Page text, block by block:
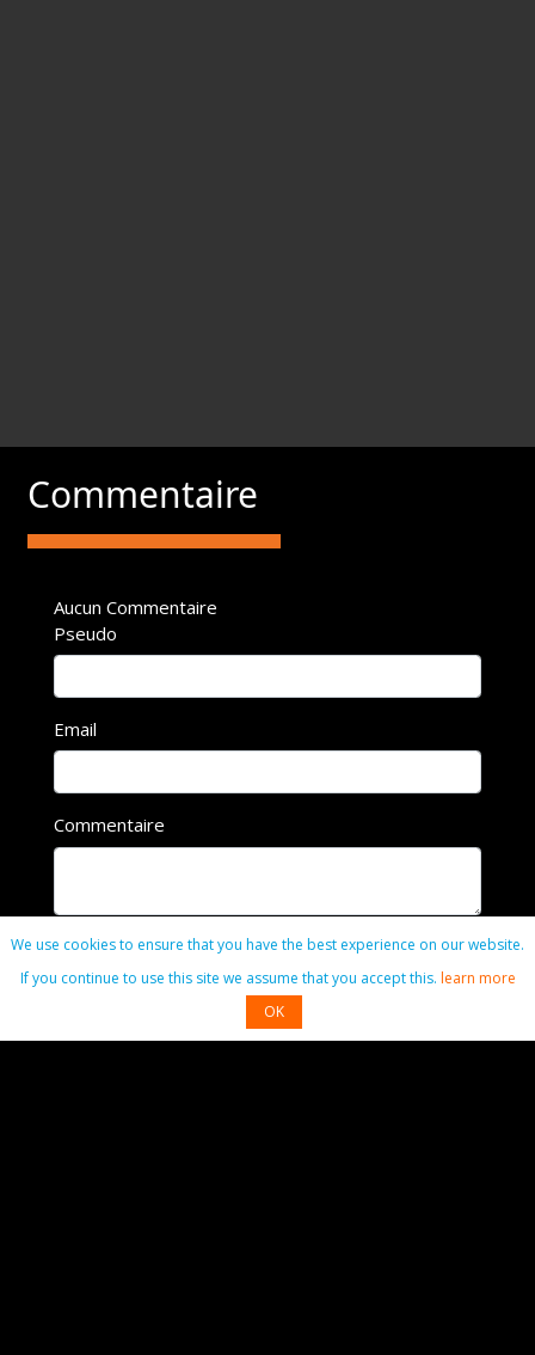
Commentaire
Aucun Commentaire
Pseudo
Email
Commentaire
Commenter
We use cookies to ensure that you have the best experience on our website.
If you continue to use this site we assume that you accept this. learn more
OK